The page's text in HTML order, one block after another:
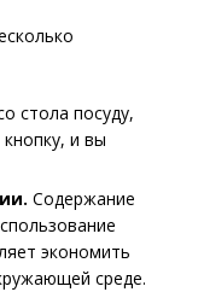
стола посуду,
и вы
Содержание
экономить
среде.